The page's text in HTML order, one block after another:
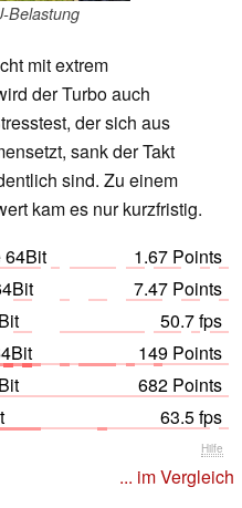
Belastung
mit extrem
der Turbo auch
der sich aus
sank der Takt
sind. Zu einem
kam es nur kurzfristig.
64Bit
1.67 Points
7.47 Points
50.7 fps
149 Points
682 Points
63.5 fps
Hilfe
... im Vergleich